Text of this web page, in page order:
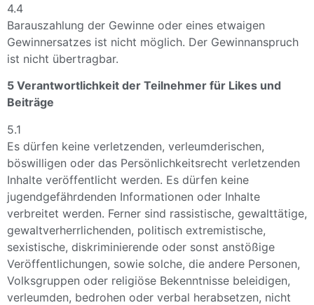
4.4
Barauszahlung der Gewinne oder eines etwaigen
Gewinnersatzes ist nicht möglich. Der Gewinnanspruch
ist nicht übertragbar.
5 Verantwortlichkeit der Teilnehmer für Likes und
Beiträge
5.1
Es dürfen keine verletzenden, verleumderischen,
böswilligen oder das Persönlichkeitsrecht verletzenden
Inhalte veröffentlicht werden. Es dürfen keine
jugendgefährdenden Informationen oder Inhalte
verbreitet werden. Ferner sind rassistische, gewalttätige,
gewaltverherrlichenden, politisch extremistische,
sexistische, diskriminierende oder sonst anstößige
Veröffentlichungen, sowie solche, die andere Personen,
Volksgruppen oder religiöse Bekenntnisse beleidigen,
verleumden, bedrohen oder verbal herabsetzen, nicht